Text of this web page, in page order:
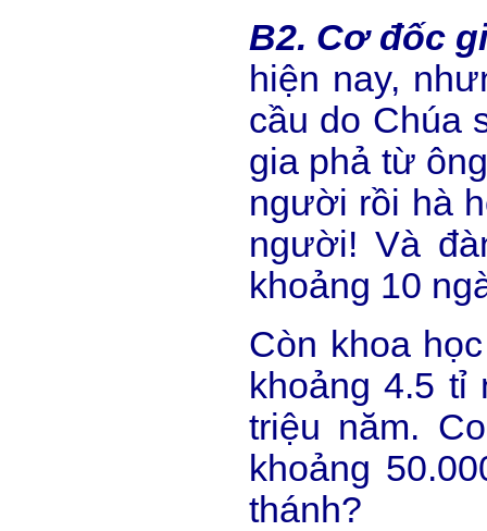
B2. Cơ đốc
hiện nay,
cầu do Chúa
gia phả từ
người rồi hà
người! Và
khoảng 10
Còn khoa
khoảng 4.5
triệu năm.
khoảng
thánh?